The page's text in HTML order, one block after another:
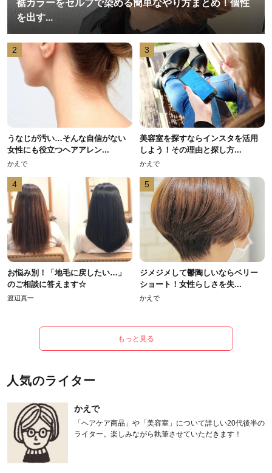
裾カラーをセルフで染める簡単なやり方まとめ！個性
を出す...
2
うなじが汚い…そんな自信がない
女性にも役立つヘアアレン...
かえで
3
美容室を探すならインスタを活用
しよう！その理由と探し方...
かえで
4
お悩み別！「地毛に戻したい…」
のご相談に答えます☆
渡辺真一
5
ジメジメして鬱陶しいならベリー
ショート！女性らしさを失...
かえで
もっと見る
人気のライター
かえで
「ヘアケア商品」や「美容室」について詳しい20代後半の
ライター。楽しみながら執筆させていただきます！